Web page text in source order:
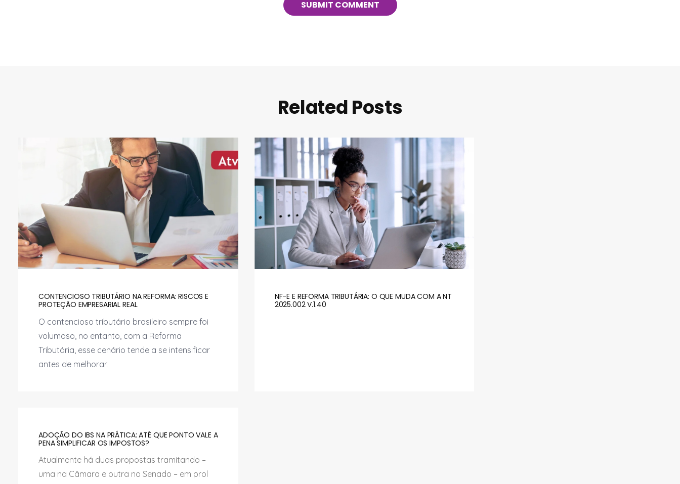
Related Posts
CONTENCIOSO TRIBUTÁRIO NA REFORMA: RISCOS E
PROTEÇÃO EMPRESARIAL REAL
O contencioso tributário brasileiro sempre foi
volumoso, no entanto, com a Reforma
Tributária, esse cenário tende a se intensificar
antes de melhorar.
NF-E E REFORMA TRIBUTÁRIA: O QUE MUDA COM A NT
2025.002 V.1.40
ADOÇÃO DO IBS NA PRÁTICA: ATÉ QUE PONTO VALE A
PENA SIMPLIFICAR OS IMPOSTOS?
Atualmente há duas propostas tramitando –
uma na Câmara e outra no Senado – em prol